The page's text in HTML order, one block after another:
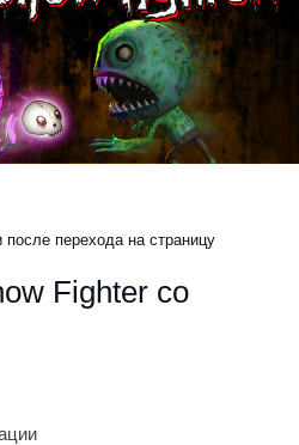
Fighter со
после перехода на страницу